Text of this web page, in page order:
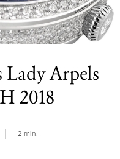
Lady Arpels
2018
2 min.